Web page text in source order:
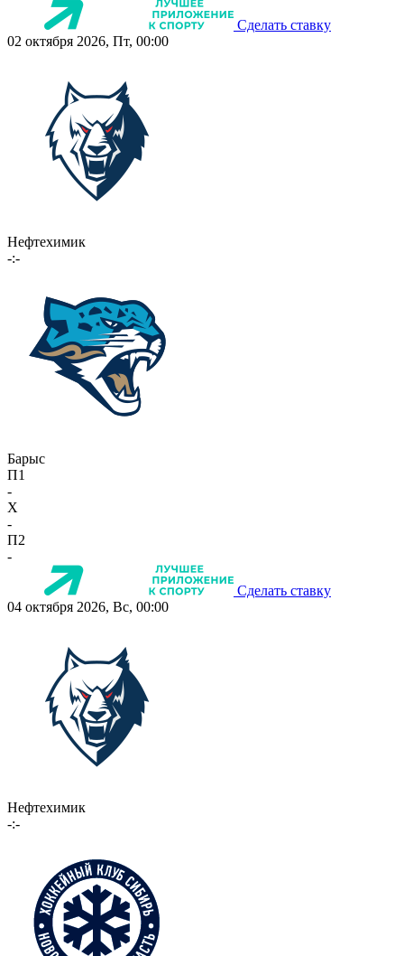
Сделать ставку
02 октября 2026, Пт, 00:00
Нефтехимик
-:-
Барыс
П1
-
X
-
П2
-
Сделать ставку
04 октября 2026, Вс, 00:00
Нефтехимик
-:-